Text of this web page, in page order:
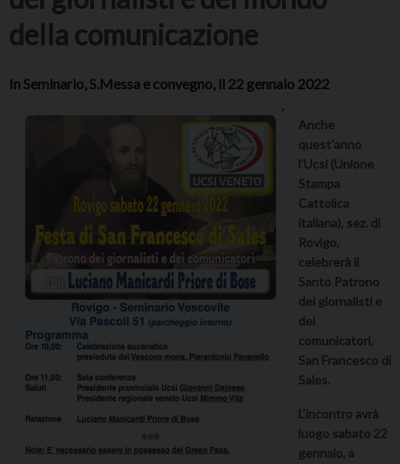
della comunicazione
In Seminario, S.Messa e convegno, il 22 gennaio 2022
Anche
quest’anno
l’Ucsi (Unione
Stampa
Cattolica
italiana), sez. di
Rovigo,
celebrerà il
Santo Patrono
dei giornalisti e
dei
comunicatori,
San Francesco di
Sales.
L’incontro avrà
luogo sabato 22
gennaio, a